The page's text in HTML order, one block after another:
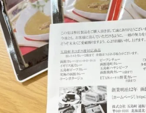
ル
カ
レ
ー
お
取
り